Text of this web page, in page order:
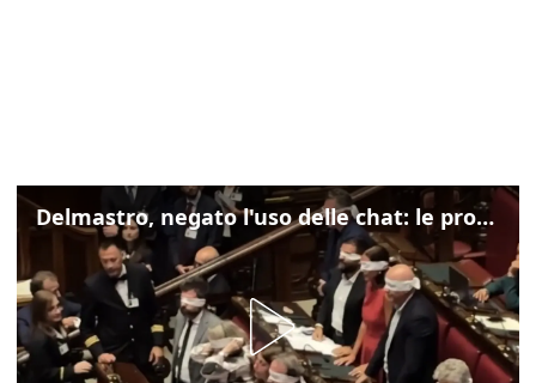
Delmastro, negato l'uso delle chat: le proteste di Avs e M5s